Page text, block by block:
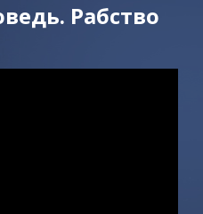
Рабство